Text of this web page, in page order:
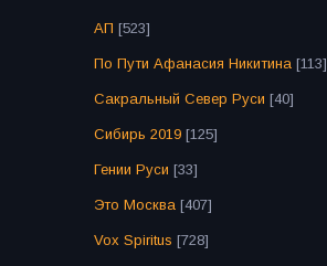
АП [523]
По Пути Афанасия Никитина [113]
Сакральный Север Руси [40]
Сибирь 2019 [125]
Гении Руси [33]
Это Москва [407]
Vox Spiritus [728]